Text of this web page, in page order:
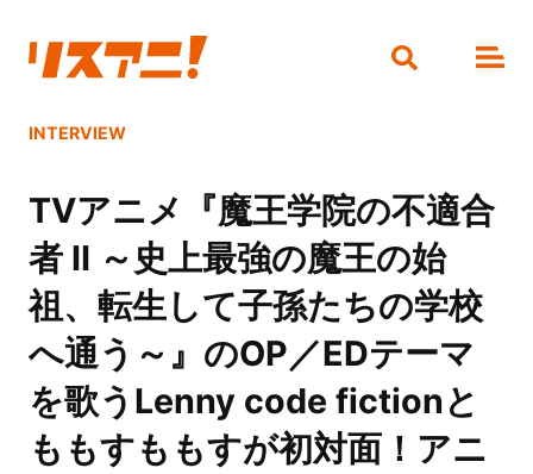
INTERVIEW
TVアニメ『魔王学院の不適合
者 Ⅱ ～史上最強の魔王の始
祖、転生して子孫たちの学校
へ通う～』のOP／EDテーマ
を歌うLenny code fictionと
ももすももすが初対面！アニ